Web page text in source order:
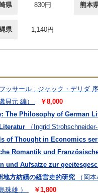
県 830円 熊本
県 1,140円
ッサール ; ジャック・デリダ
貝元 編）
￥8,000
The Philosophy of German
（Ingrid Strohschneider-
of Thought in Economics
Romantik und
und Aufsatze zur
方紡績の経営史的研究
（岡
珠雄 ）
￥1,800